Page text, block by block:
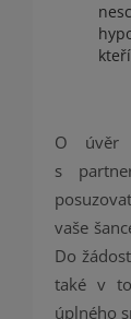
O úvěr
s
vaše
Do
také v
úplného